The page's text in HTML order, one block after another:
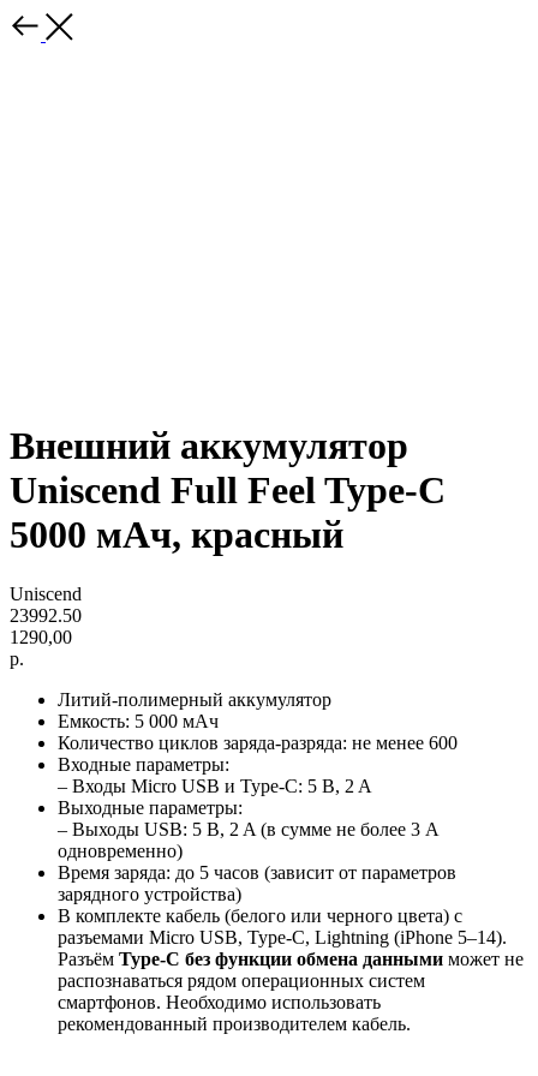
Внешний аккумулятор
Uniscend Full Feel Type-C
5000 мАч, красный
Uniscend
23992.50
1290,00
р.
Литий-полимерный аккумулятор
Емкость: 5 000 мАч
Количество циклов заряда-разряда: не менее 600
Входные параметры:
– Входы Micro USB и Type-C: 5 B, 2 A
Выходные параметры:
– Выходы USB: 5 B, 2 A (в сумме не более 3 А
одновременно)
Время заряда: до 5 часов (зависит от параметров
зарядного устройства)
В комплекте кабель (белого или черного цвета) с
разъемами Micro USB, Type-C, Lightning (iPhone 5–14).
Разъём Type-C без функции обмена данными может не
распознаваться рядом операционных систем
смартфонов. Необходимо использовать
рекомендованный производителем кабель.